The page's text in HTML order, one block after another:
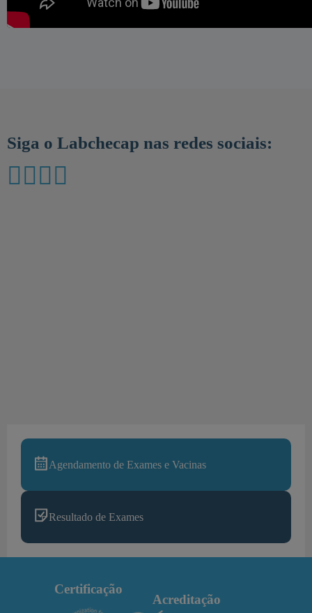
Siga o Labchecap nas redes sociais:
Agendamento de Exames e Vacinas
Resultado de Exames
Certificação
Acreditação